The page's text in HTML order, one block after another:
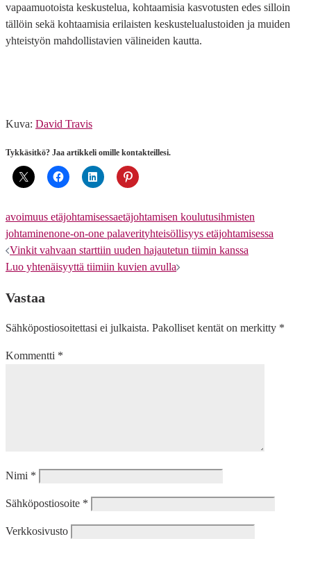
vapaamuotoista keskustelua, kohtaamisia kasvotusten edes silloin
tällöin sekä kohtaamisia erilaisten keskustelualustoiden ja muiden
yhteistyön mahdollistavien välineiden kautta.
Kuva: David Travis
Tykkäsitkö? Jaa artikkeli omille kontakteillesi.
avoimuus etäjohtamisessaetäjohtamisen koulutusihmisten
johtaminenone-on-one palaverityhteisöllisyys etäjohtamisessa
Artikkelien
selaus
Vinkit vahvaan starttiin uuden hajautetun tiimin kanssa
Luo yhtenäisyyttä tiimiin kuvien avulla
Vastaa
Sähköpostiosoitettasi ei julkaista. Pakolliset kentät on merkitty *
Kommentti *
Nimi *
Sähköpostiosoite *
Verkkosivusto